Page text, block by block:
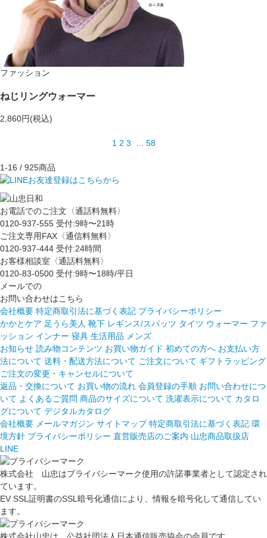
ファッション
ねじリングウォーマー
2,860円(税込)
1 2 3 ... 58
1-16 / 925商品
お電話でのご注文〈通話料無料〉
0120-937-555 受付:9時〜21時
ご注文専用FAX〈通信料無料〉
0120-937-444 受付:24時間
お客様相談室〈通話料無料〉
0120-83-0500 受付:9時〜18時/平日
メールでの
お問い合わせはこちら
会社概要 特定商取引法に基づく表記 プライバシーポリシー
かかとケア 足うら美人 靴下 レギンス/スパッツ タイツ ウォーマー ファ
ッション インナー 寝具 生活用品 メンズ
お知らせ 読み物コンテンツ お買い物ガイド 初めての方へ お支払い方
法について 送料・配送方法について ご注文について ギフトラッピング
ご注文の変更・キャンセルについて
返品・交換について お買い物の流れ 会員登録の手順 お問い合わせにつ
いて よくあるご質問 商品のサイズについて 洗濯表示について カタロ
グについて デジタルカタログ
会社概要 メールマガジン サイトマップ 特定商取引法に基づく表記 環
境方針 プライバシーポリシー 直営販売店のご案内 山忠商品取扱店
LINE
株式会社 山忠はプライバシーマーク使用の許諾事業者として認定され
ています。
EV SSL証明書のSSL暗号化通信により、情報を暗号化して通信してい
ます。